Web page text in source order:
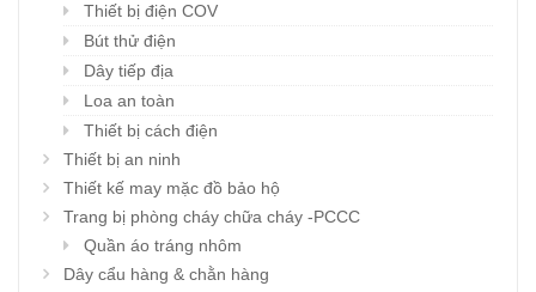
Thiết bị điện COV
Bút thử điện
Dây tiếp địa
Loa an toàn
Thiết bị cách điện
Thiết bị an ninh
Thiết kế may mặc đồ bảo hộ
Trang bị phòng cháy chữa cháy -PCCC
Quần áo tráng nhôm
Dây cẩu hàng & chằn hàng